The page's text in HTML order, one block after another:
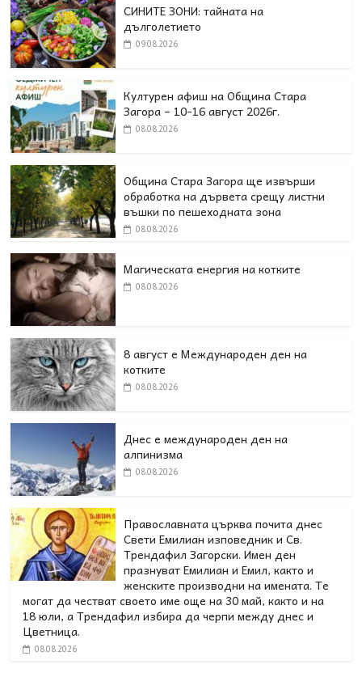
СИНИТЕ ЗОНИ: тайната на
дълголетието
09.08.2026
Културен афиш на Община Стара
Загора – 10-16 август 2026г.
08.08.2026
Община Стара Загора ще извърши
обработка на дървета срещу листни
въшки по пешеходната зона
08.08.2026
Магическата енергия на котките
08.08.2026
8 август е Международен ден на
котките
08.08.2026
Днес е международен ден на
алпинизма
08.08.2026
Православната църква почита днес
Свети Емилиан изповедник и Св.
Трендафил Загорски. Имен ден
празнуват Емилиан и Емил, както и
женските производни на имената. Те
могат да честват своето име още на 30 май, както и на
18 юли, а Трендафил избира да черпи между днес и
Цветница.
08.08.2026